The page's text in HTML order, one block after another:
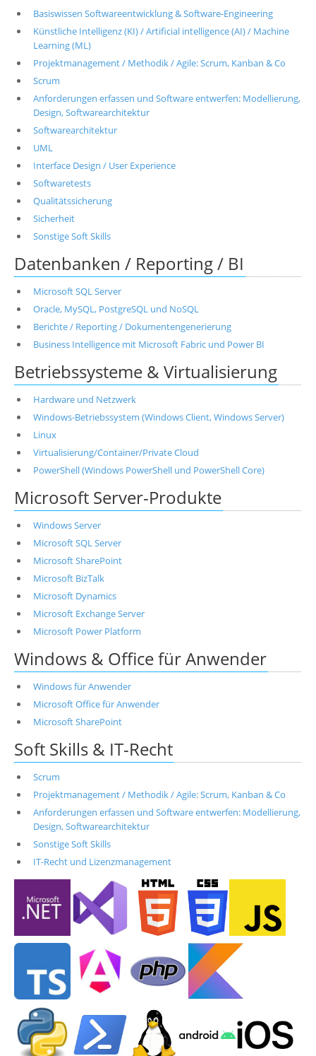
Basiswissen Softwareentwicklung & Software-Engineering
Künstliche Intelligenz (KI) / Artificial intelligence (AI) / Machine
Learning (ML)
Projektmanagement / Methodik / Agile: Scrum, Kanban & Co
Scrum
Anforderungen erfassen und Software entwerfen: Modellierung,
Design, Softwarearchitektur
Softwarearchitektur
UML
Interface Design / User Experience
Softwaretests
Qualitätssicherung
Sicherheit
Sonstige Soft Skills
Datenbanken / Reporting / BI
Microsoft SQL Server
Oracle, MySQL, PostgreSQL und NoSQL
Berichte / Reporting / Dokumentengenerierung
Business Intelligence mit Microsoft Fabric und Power BI
Betriebssysteme & Virtualisierung
Hardware und Netzwerk
Windows-Betriebssystem (Windows Client, Windows Server)
Linux
Virtualisierung/Container/Private Cloud
PowerShell (Windows PowerShell und PowerShell Core)
Microsoft Server-Produkte
Windows Server
Microsoft SQL Server
Microsoft SharePoint
Microsoft BizTalk
Microsoft Dynamics
Microsoft Exchange Server
Microsoft Power Platform
Windows & Office für Anwender
Windows für Anwender
Microsoft Office für Anwender
Microsoft SharePoint
Soft Skills & IT-Recht
Scrum
Projektmanagement / Methodik / Agile: Scrum, Kanban & Co
Anforderungen erfassen und Software entwerfen: Modellierung,
Design, Softwarearchitektur
Sonstige Soft Skills
IT-Recht und Lizenzmanagement